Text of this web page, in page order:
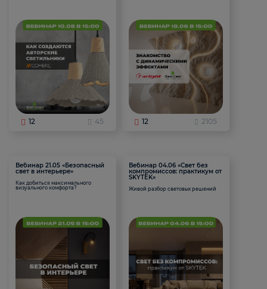
12 45 12 2105
Вебинар 21.05 «Безопасный
свет в интерьере»
Как добиться максимального
визуального комфорта?
Вебинар 04.06 «Свет без
компромиссов: практикум от
SKYTEK»
Живой разбор световых решений